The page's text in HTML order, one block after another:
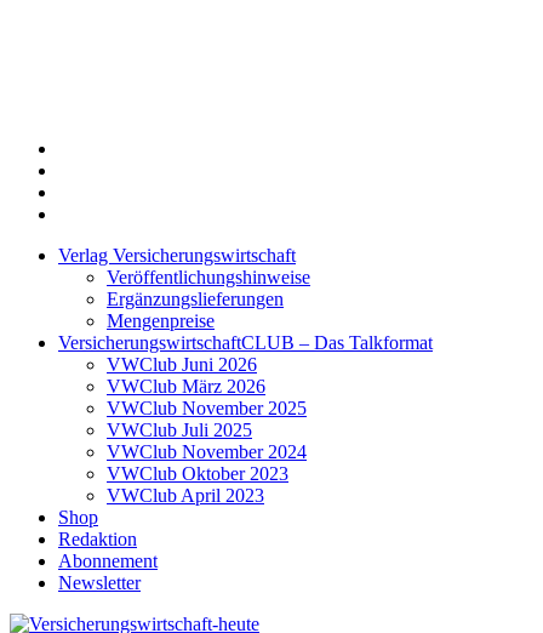
Verlag Versicherungswirtschaft
Veröffentlichungshinweise
Ergänzungslieferungen
Mengenpreise
VersicherungswirtschaftCLUB – Das Talkformat
VWClub Juni 2026
VWClub März 2026
VWClub November 2025
VWClub Juli 2025
VWClub November 2024
VWClub Oktober 2023
VWClub April 2023
Shop
Redaktion
Abonnement
Newsletter